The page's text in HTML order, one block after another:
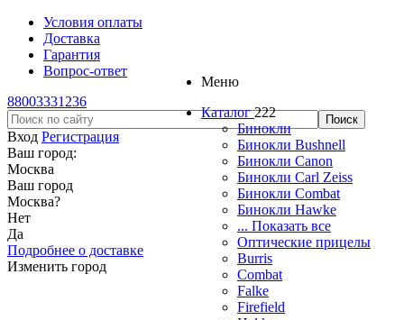
Условия оплаты
Доставка
Гарантия
Вопрос-ответ
88003331236
Вход Регистрация
Ваш город:
Москва
Ваш город
Москва?
Нет
Да
Подробнее о доставке
Изменить город
Меню
Каталог 222
Бинокли
Бинокли Bushnell
Бинокли Canon
Бинокли Carl Zeiss
Бинокли Combat
Бинокли Hawke
... Показать все
Оптические прицелы
Burris
Combat
Falke
Firefield